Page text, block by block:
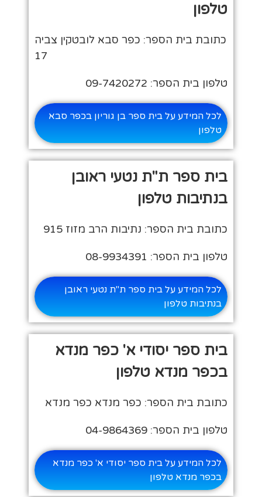
טלפון
כתובת בית הספר: כפר סבא לובטקין צביה
17
טלפון בית הספר: 09-7420272
לכל המידע על בית ספר בן גוריון בכפר סבא
טלפון
בית ספר ת"ת נטעי ראובן
בנתיבות טלפון
כתובת בית הספר: נתיבות הרב מזוז 915
טלפון בית הספר: 08-9934391
לכל המידע על בית ספר ת"ת נטעי ראובן
בנתיבות טלפון
בית ספר יסודי א' כפר מנדא
בכפר מנדא טלפון
כתובת בית הספר: כפר מנדא כפר מנדא
טלפון בית הספר: 04-9864369
לכל המידע על בית ספר יסודי א' כפר מנדא
בכפר מנדא טלפון